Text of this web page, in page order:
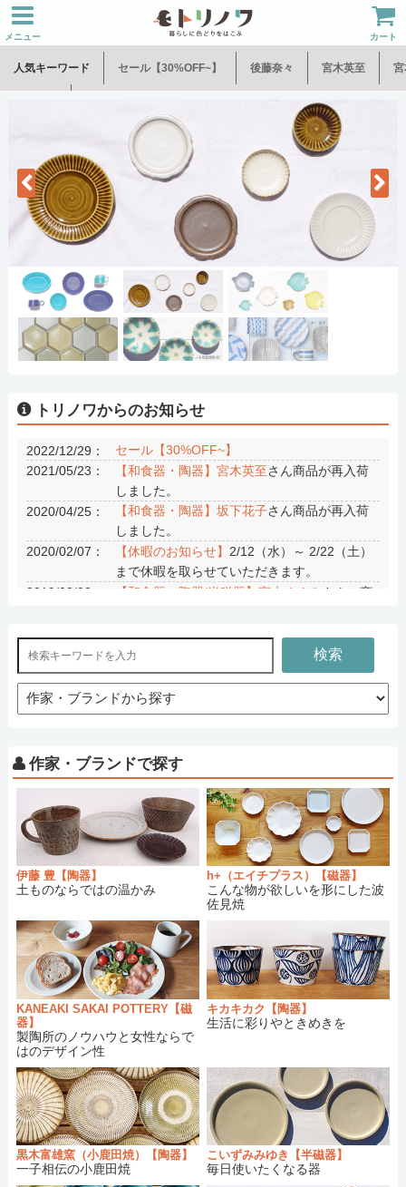
メニュー カート
人気キーワード セール【30%OFF~】 後藤奈々 宮木英至 宮
Previous Next
トリノワからのお知らせ
2022/12/29：
セール【30%OFF~】
2021/05/23：
【和食器・陶器】宮木英至さん商品が再入荷
しました。
2020/04/25：
【和食器・陶器】坂下花子さん商品が再入荷
しました。
2020/02/07：
【休暇のお知らせ】 2/12（水）～ 2/22（土）
まで休暇を取らせていただきます。
2019/08/03：
【和食器・陶器/半磁器】宮本めぐみ
さんの商
入荷しました。
2019/06/08：
【和食器・陶器】長浜由起子 さんの商品が再
入荷しました。
2019/06/02：
【和食器・陶器】吉田健宗さんの新商品が入
2019/05/19：
【和食器・陶器】ノモ陶器製作所
が再入荷しました。
【和食器・陶器】育陶園さんの商品が再入荷
しました。
2019/05/19：
【和食器・陶器】陶眞窯さんの商品が再入荷
しました。
2019/05/13：
【和食器・陶器】坂下花子さん商品が再入荷
しました。
【和食器・陶器】町田裕也
荷しました。
2019/05/05：
【和食器・陶器】比呂さんの商品が再入荷し
ました。
2019/04/27：
【和食器・陶器】京野桂さんの商品が入荷し
ました。
2019/04/08：
【和食器・半磁器】こいずみみゆき
2019/03/23：
【和食器・陶器】河内啓さんの商品が再入荷
しました。
2019/03/17：
【和食器・陶器】小林美風
さんの商品が再入
荷しました。
2019/03/03：
【和食器・磁器】宮木英至さんの商品が再入
荷しました。
検索
作家・ブランドで探す
伊藤 豊【陶器】
土ものならではの温かみ
h+（エイチプラス）【磁器】
こんな物が欲しいを形にした波
佐見焼
KANEAKI SAKAI POTTERY【磁
器】
製陶所のノウハウと女性ならで
はのデザイン性
キカキカク【陶器】
生活に彩りやときめきを
黒木富雄窯（小鹿田焼）【陶器】
一子相伝の小鹿田焼
こいずみみゆき【半磁器】
毎日使いたくなる器